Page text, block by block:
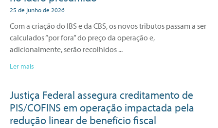
25 de junho de 2026
Com a criação do IBS e da CBS, os novos tributos passam a ser
calculados “por fora” do preço da operação e,
adicionalmente, serão recolhidos
Ler mais
Justiça Federal assegura creditamento de
PIS/COFINS em operação impactada pela
redução linear de benefício fiscal